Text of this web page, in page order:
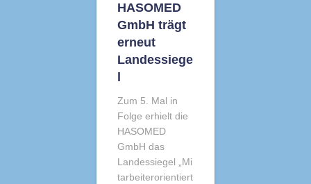
HASOMED
GmbH trägt
erneut
Landessiege
Zum 5. Mal in
Folge erhielt die
HASOMED
GmbH das
Landessiegel „Mi
tarbeiterorientiert